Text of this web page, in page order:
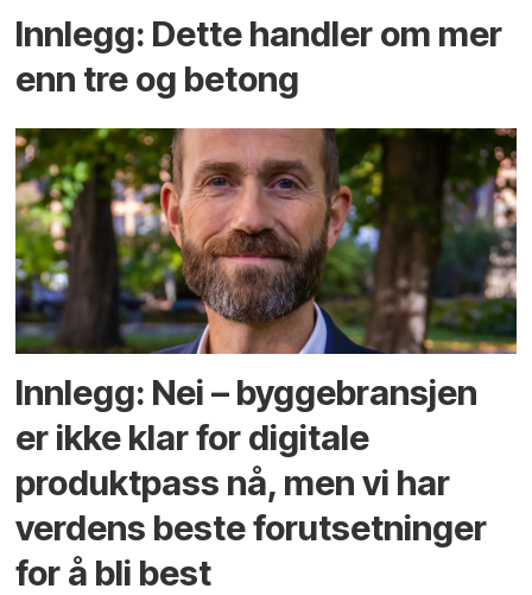
Innlegg: Dette handler om mer
enn tre og betong
Innlegg: Nei – byggebransjen
er ikke klar for digitale
produktpass nå, men vi har
verdens beste forutsetninger
for å bli best